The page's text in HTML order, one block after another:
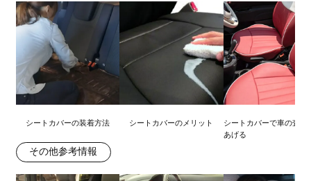
シートカバーの装着方法 シートカバーのメリット
シートカバーで車の査定
あげる
その他参考情報